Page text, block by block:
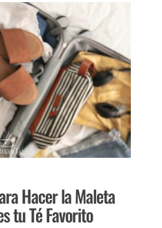
Hacer la Maleta
tu Té Favorito